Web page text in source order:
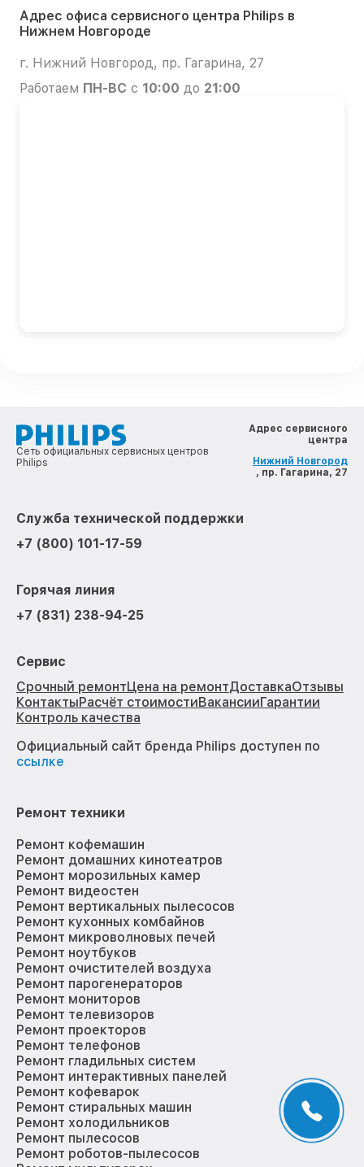
Адрес офиса сервисного центра Philips в
Нижнем Новгороде
г. Нижний Новгород, пр. Гагарина, 27
Работаем ПН-ВС с 10:00 до 21:00
Сеть официальных сервисных центров
Philips
Адрес сервисного
центра
Нижний Новгород
, пр. Гагарина, 27
Служба технической поддержки
+7 (800) 101-17-59
Горячая линия
+7 (831) 238-94-25
Сервис
Срочный ремонтЦена на ремонтДоставкаОтзывы
КонтактыРасчёт стоимостиВакансииГарантии
Контроль качества
Официальный сайт бренда Philips доступен по
ссылке
Ремонт техники
Ремонт кофемашин
Ремонт домашних кинотеатров
Ремонт морозильных камер
Ремонт видеостен
Ремонт вертикальных пылесосов
Ремонт кухонных комбайнов
Ремонт микроволновых печей
Ремонт ноутбуков
Ремонт очистителей воздуха
Ремонт парогенераторов
Ремонт мониторов
Ремонт телевизоров
Ремонт проекторов
Ремонт телефонов
Ремонт гладильных систем
Ремонт интерактивных панелей
Ремонт кофеварок
Ремонт стиральных машин
Ремонт холодильников
Ремонт пылесосов
Ремонт роботов-пылесосов